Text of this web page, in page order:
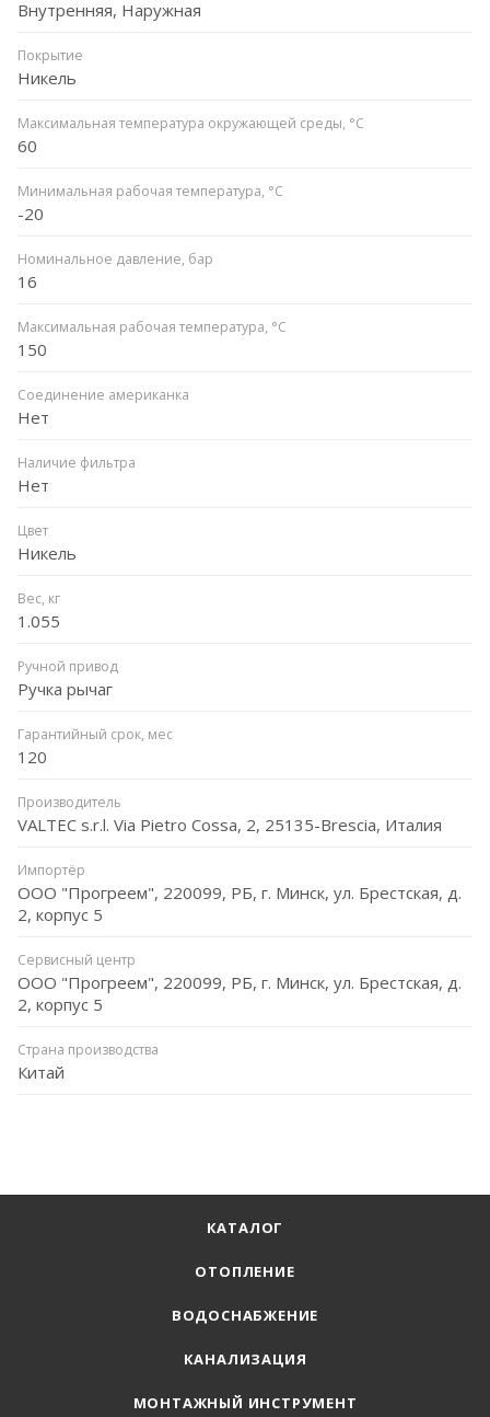
Внутренняя, Наружная
Покрытие
Никель
Максимальная температура окружающей среды, °С
60
Минимальная рабочая температура, °C
-20
Номинальное давление, бар
16
Максимальная рабочая температура, °C
150
Соединение американка
Нет
Наличие фильтра
Нет
Цвет
Никель
Вес, кг
1.055
Ручной привод
Ручка рычаг
Гарантийный срок, мес
120
Производитель
VALTEC s.r.l. Via Pietro Cossa, 2, 25135-Brescia, Италия
Импортёр
ООО "Прогреем", 220099, РБ, г. Минск, ул. Брестская, д.
2, корпус 5
Сервисный центр
ООО "Прогреем", 220099, РБ, г. Минск, ул. Брестская, д.
2, корпус 5
Страна производства
Китай
КАТАЛОГ
ОТОПЛЕНИЕ
ВОДОСНАБЖЕНИЕ
КАНАЛИЗАЦИЯ
МОНТАЖНЫЙ ИНСТРУМЕНТ